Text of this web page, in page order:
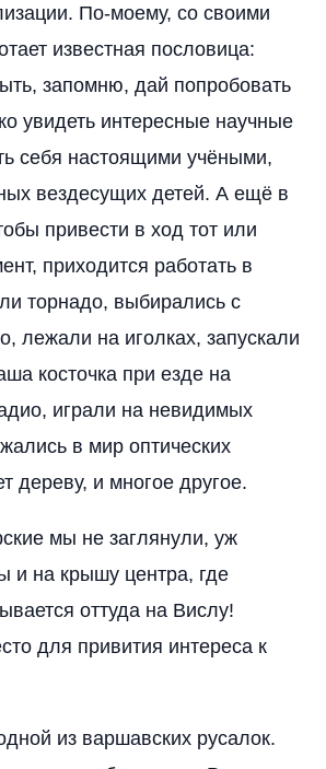
По-моему, со своими
известная пословица:
запомню, дай попробовать
увидеть интересные научные
себя настоящими учёными,
вездесущих детей. А ещё в
привести в ход тот или
приходится работать в
торнадо, выбирались с
лежали на иголках, запускали
косточка при езде на
играли на невидимых
в мир оптических
дереву, и многое другое.
мы не заглянули, уж
и на крышу центра, где
оттуда на Вислу!
для привития интереса к
из варшавских русалок.